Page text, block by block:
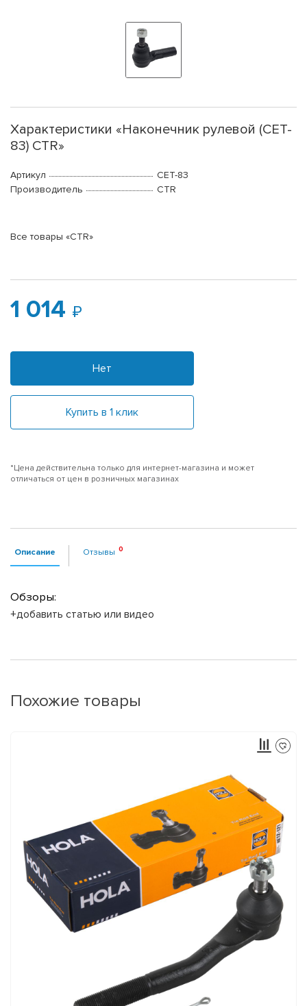
Характеристики «Наконечник рулевой (CET-
83) CTR»
Артикул
CET-83
Производитель
CTR
Все товары «CTR»
1 014
Нет
Купить в 1 клик
*Цена действительна только для интернет-магазина и может
отличаться от цен в розничных магазинах
Описание Отзывы
Обзоры:
+добавить статью или видео
Похожие товары